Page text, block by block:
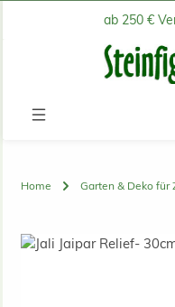
Zum Hauptinhalt springen
ab 250 €
Home Garten & Deko für
Bildergalerie